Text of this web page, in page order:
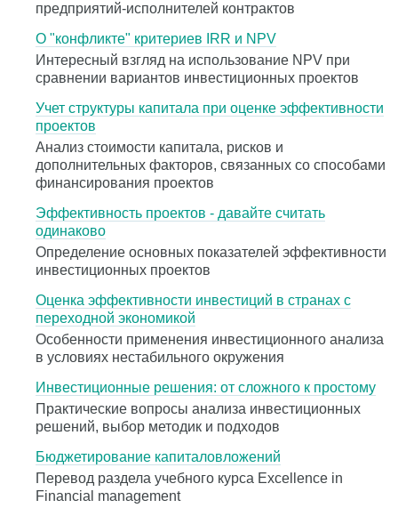
предприятий-исполнителей контрактов
О "конфликте" критериев IRR и NPV
Интересный взгляд на использование NPV при
сравнении вариантов инвестиционных проектов
Учет структуры капитала при оценке эффективности
проектов
Анализ стоимости капитала, рисков и
дополнительных факторов, связанных со способами
финансирования проектов
Эффективность проектов - давайте считать
одинаково
Определение основных показателей эффективности
инвестиционных проектов
Оценка эффективности инвестиций в странах с
переходной экономикой
Особенности применения инвестиционного анализа
в условиях нестабильного окружения
Инвестиционные решения: от сложного к простому
Практические вопросы анализа инвестиционных
решений, выбор методик и подходов
Бюджетирование капиталовложений
Перевод раздела учебного курса Excellence in
Financial management